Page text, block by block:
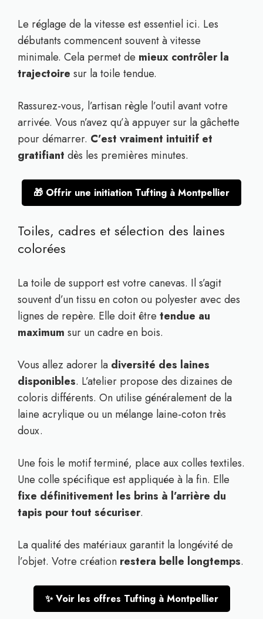
Le réglage de la vitesse est essentiel ici. Les
débutants commencent souvent à vitesse
minimale. Cela permet de mieux contrôler la
trajectoire sur la toile tendue.
Rassurez-vous, l’artisan règle l’outil avant votre
arrivée. Vous n’avez qu’à appuyer sur la gâchette
pour démarrer. C’est vraiment intuitif et
gratifiant dès les premières minutes.
🎁 Offrir une initiation Tufting à Montpellier
Toiles, cadres et sélection des laines
colorées
La toile de support est votre canevas. Il s’agit
souvent d’un tissu en coton ou polyester avec des
lignes de repère. Elle doit être tendue au
maximum sur un cadre en bois.
Vous allez adorer la diversité des laines
disponibles. L’atelier propose des dizaines de
coloris différents. On utilise généralement de la
laine acrylique ou un mélange laine-coton très
doux.
Une fois le motif terminé, place aux colles textiles.
Une colle spécifique est appliquée à la fin. Elle
fixe définitivement les brins à l’arrière du
tapis pour tout sécuriser.
La qualité des matériaux garantit la longévité de
l’objet. Votre création restera belle longtemps.
✨ Voir les offres Tufting à Montpellier